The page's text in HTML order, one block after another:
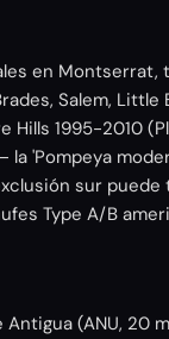
en
Salem, Little
1995-2010
'Pompeya
sur puede
Type A/B
(ANU, 20